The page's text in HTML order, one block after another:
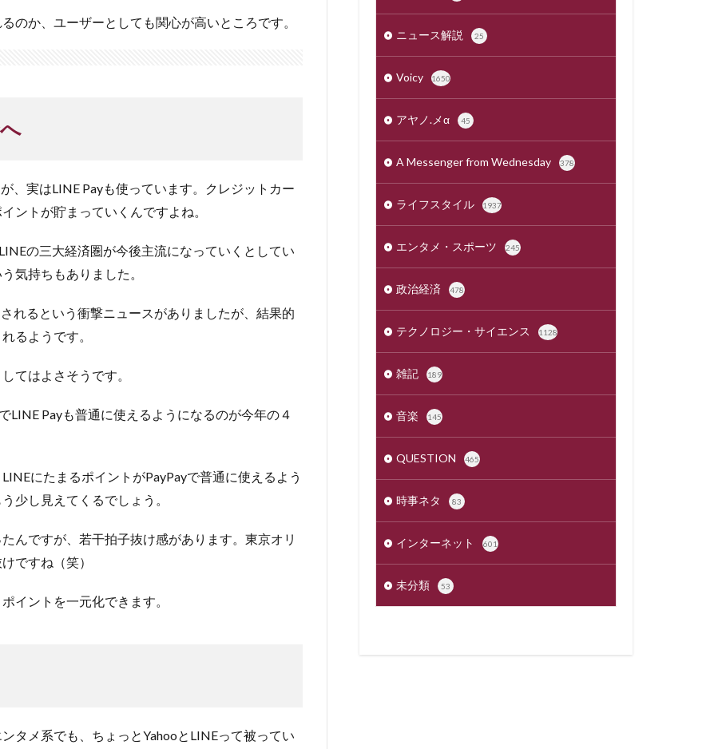
のか、ユーザーとしても関心が高いところです。
、実はLINE Payも使っています。クレジットカー
ントが貯まっていくんですよね。
の三大経済圏が今後主流になっていくとしてい
気持ちもありました。
れるという衝撃ニュースがありましたが、結果的
るようです。
てはよさそうです。
LINE Payも普通に使えるようになるのが今年の４
にたまるポイントがPayPayで普通に使えるよう
少し見えてくるでしょう。
んですが、若干拍子抜け感があります。東京オリ
ですね（笑）
イントを一元化できます。
タメ系でも、ちょっとYahooとLINEって被ってい
ニュース解説 25
Voicy 1650
アヤノ.メα 45
A Messenger from Wednesday 378
ライフスタイル 1937
エンタメ・スポーツ 245
政治経済 478
テクノロジー・サイエンス 1128
雑記 189
音楽 145
QUESTION 465
時事ネタ 83
インターネット 601
未分類 53